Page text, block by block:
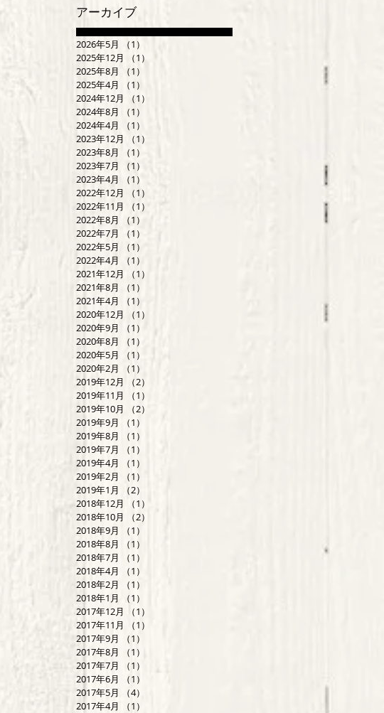
アーカイブ
2026年5月 （1）
2025年12月
（1）
2025年8月
（1）
2025年4月
（1）
2024年12月
（1）
2024年8月
（1）
2024年4月
（1）
2023年12月
（1）
2023年8月
（1）
2023年7月
（1）
2023年4月
（1）
2022年12月
（1）
2022年11月
（1）
1件の記事
2022年8月
（1）
2022年7月
（1）
2022年5月
（1）
2022年4月
（1）
2021年12月
（1）
2021年8月
（1）
2021年4月
（1）
2020年12月
（1）
2020年9月
（1）
2020年8月
（1）
2020年5月
（1）
2020年2月
（1）
2019年12月
（2）
2019年11月
（1）
2019年10月
（2）
2019年9月
（1）
2019年8月
（1）
2019年7月
（1）
2019年4月
（1）
2019年2月
（1）
2019年1月
（2）
2018年12月
（1）
2018年10月
（2）
2018年9月
（1）
2018年8月
（1）
2018年7月
（1）
2018年4月
（1）
2018年2月
（1）
2018年1月
（1）
2017年12月
（1）
2017年11月
（1）
2017年9月
（1）
2017年8月
（1）
2017年7月
（1）
2017年6月
（1）
2017年5月
（4）
2017年4月
（1）